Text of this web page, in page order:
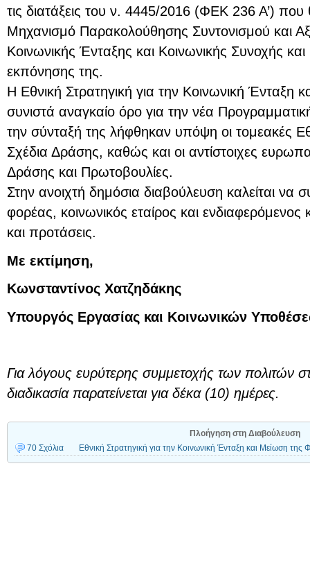
τις διατάξεις του ν. 4445/2016 (ΦΕΚ 236 Α’) που
Μηχανισμό Παρακολούθησης Συντονισμού και
Κοινωνικής Ένταξης και Κοινωνικής Συνοχής και
εκπόνησης της.
H Εθνική Στρατηγική για την Κοινωνική Ένταξη
συνιστά αναγκαίο όρο για την νέα
την σύνταξή της λήφθηκαν υπόψη οι τομεακές
Σχέδια Δράσης, καθώς και οι αντίστοιχες
Δράσης και Πρωτοβουλίες.
Στην ανοιχτή δημόσια διαβούλευση καλείται να
φορέας, κοινωνικός εταίρος και ενδιαφερόμενος
και προτάσεις.
Με εκτίμηση,
Κωνσταντίνος Χατζηδάκης
Υπουργός Εργασίας και Κοινωνικών
Για λόγους ευρύτερης συμμετοχής των πολιτών
διαδικασία παρατείνεται για δέκα (10) ημέρες.
Πλοήγηση στη Διαβούλευση
70 Σχόλια
Εθνική Στρατηγική για την Κοινωνική Ένταξη και Μείωση της